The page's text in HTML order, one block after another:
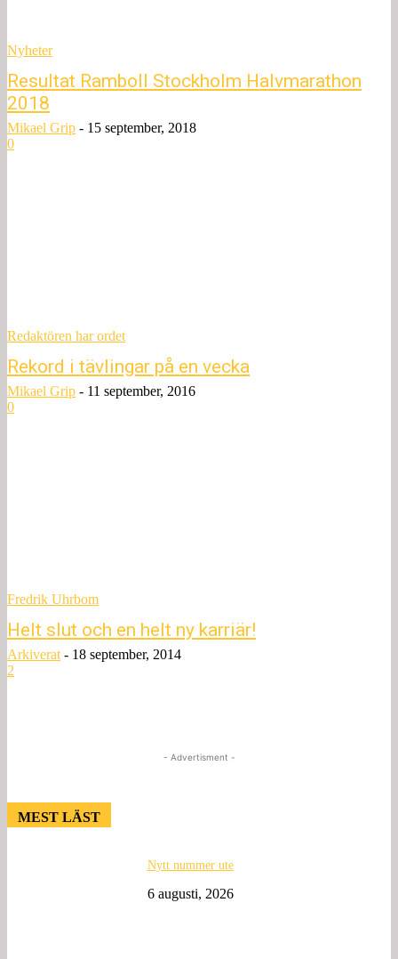
Nyheter
Resultat Ramboll Stockholm Halvmarathon
2018
Mikael Grip - 15 september, 2018
0
Redaktören har ordet
Rekord i tävlingar på en vecka
Mikael Grip - 11 september, 2016
0
Fredrik Uhrbom
Helt slut och en helt ny karriär!
Arkiverat - 18 september, 2014
2
- Advertisment -
MEST LÄST
Nytt nummer ute
6 augusti, 2026